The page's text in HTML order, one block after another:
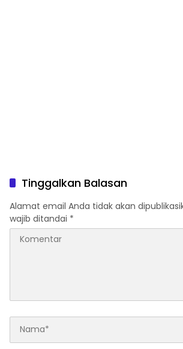
Tinggalkan Balasan
Alamat email Anda tidak akan
wajib ditandai *